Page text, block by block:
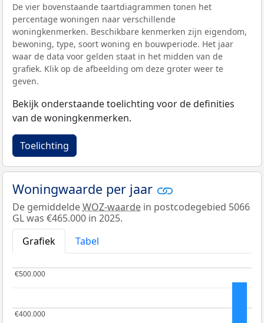
De vier bovenstaande taartdiagrammen tonen het
percentage woningen naar verschillende
woningkenmerken. Beschikbare kenmerken zijn eigendom,
bewoning, type, soort woning en bouwperiode. Het jaar
waar de data voor gelden staat in het midden van de
grafiek. Klik op de afbeelding om deze groter weer te
geven.
Bekijk onderstaande toelichting voor de definities
van de woningkenmerken.
Toelichting
Woningwaarde per jaar
De gemiddeldeWOZ-waarde in postcodegebied 5066
GL was €465.000 in 2025.
Grafiek
Tabel
€400.000
€400.000
€500.000
€500.000